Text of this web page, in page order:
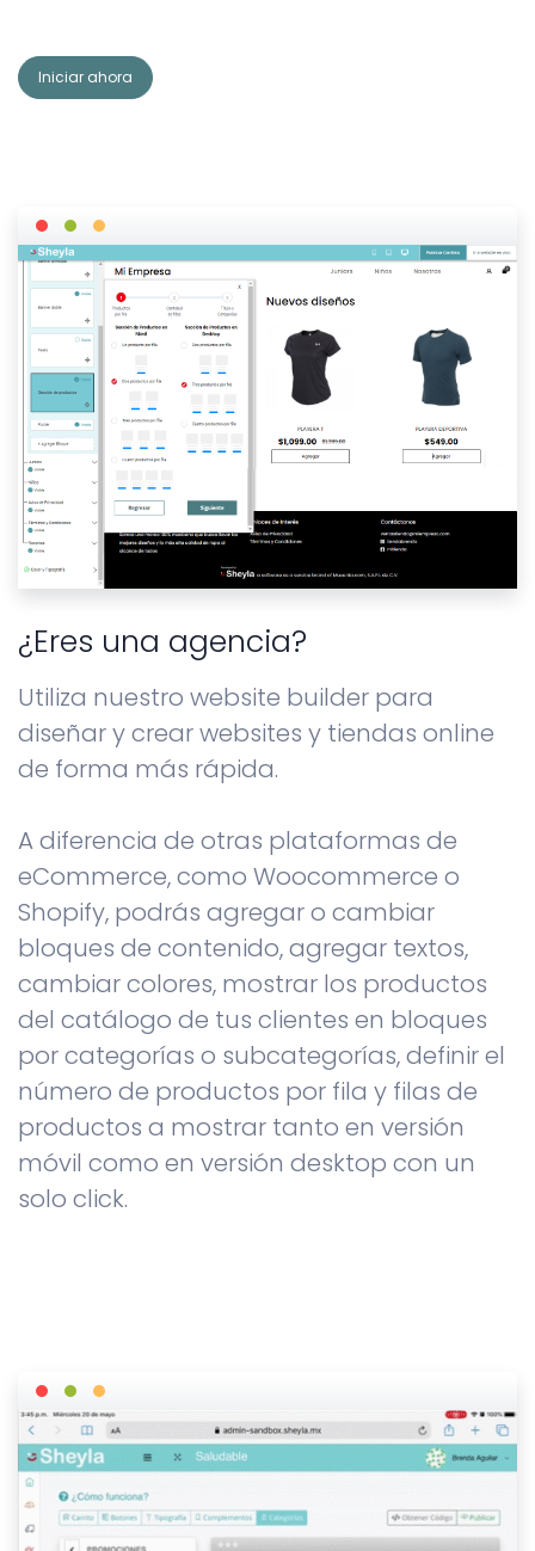
Iniciar ahora
¿Eres una agencia?
Utiliza nuestro website builder para
diseñar y crear websites y tiendas online
de forma más rápida.
A diferencia de otras plataformas de
eCommerce, como Woocommerce o
Shopify, podrás agregar o cambiar
bloques de contenido, agregar textos,
cambiar colores, mostrar los productos
del catálogo de tus clientes en bloques
por categorías o subcategorías, definir el
número de productos por fila y filas de
productos a mostrar tanto en versión
móvil como en versión desktop con un
solo click.